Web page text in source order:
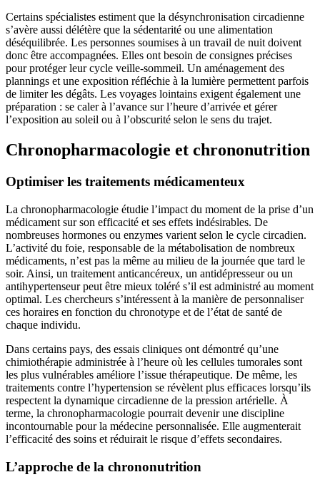
Certains spécialistes estiment que la désynchronisation circadienne
s’avère aussi délétère que la sédentarité ou une alimentation
déséquilibrée. Les personnes soumises à un travail de nuit doivent
donc être accompagnées. Elles ont besoin de consignes précises
pour protéger leur cycle veille-sommeil. Un aménagement des
plannings et une exposition réfléchie à la lumière permettent parfois
de limiter les dégâts. Les voyages lointains exigent également une
préparation : se caler à l’avance sur l’heure d’arrivée et gérer
l’exposition au soleil ou à l’obscurité selon le sens du trajet.
Chronopharmacologie et chrononutrition
Optimiser les traitements médicamenteux
La chronopharmacologie étudie l’impact du moment de la prise d’un
médicament sur son efficacité et ses effets indésirables. De
nombreuses hormones ou enzymes varient selon le cycle circadien.
L’activité du foie, responsable de la métabolisation de nombreux
médicaments, n’est pas la même au milieu de la journée que tard le
soir. Ainsi, un traitement anticancéreux, un antidépresseur ou un
antihypertenseur peut être mieux toléré s’il est administré au moment
optimal. Les chercheurs s’intéressent à la manière de personnaliser
ces horaires en fonction du chronotype et de l’état de santé de
chaque individu.
Dans certains pays, des essais cliniques ont démontré qu’une
chimiothérapie administrée à l’heure où les cellules tumorales sont
les plus vulnérables améliore l’issue thérapeutique. De même, les
traitements contre l’hypertension se révèlent plus efficaces lorsqu’ils
respectent la dynamique circadienne de la pression artérielle. À
terme, la chronopharmacologie pourrait devenir une discipline
incontournable pour la médecine personnalisée. Elle augmenterait
l’efficacité des soins et réduirait le risque d’effets secondaires.
L’approche de la chrononutrition